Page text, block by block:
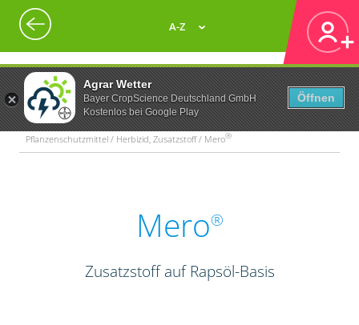
Agrar Wetter
Bayer CropScience Deutschland GmbH
Kostenlos bei Google Play
Öffnen
A-Z
Pflanzenschutzmittel / Herbizid, Zusatzstoff / Mero®
Mero®
Zusatzstoff auf Rapsöl-Basis